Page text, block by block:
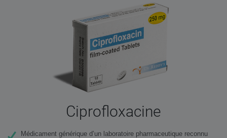
Ciprofloxacine
Médicament générique d’un laboratoire pharmaceutique reconnu